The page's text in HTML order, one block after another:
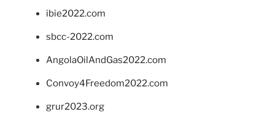
ibie2022.com
sbcc-2022.com
AngolaOilAndGas2022.com
Convoy4Freedom2022.com
grur2023.org